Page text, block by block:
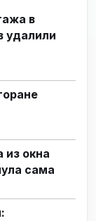
в
удалили
окна
сама